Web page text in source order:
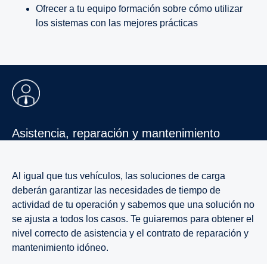
Ofrecer a tu equipo formación sobre cómo utilizar
los sistemas con las mejores prácticas
Asistencia, repara­ción y mante­ni­miento
Al igual que tus vehículos, las soluciones de carga
deberán garantizar las necesidades de tiempo de
actividad de tu operación y sabemos que una solución no
se ajusta a todos los casos. Te guiaremos para obtener el
nivel correcto de asistencia y el contrato de reparación y
mantenimiento idóneo.